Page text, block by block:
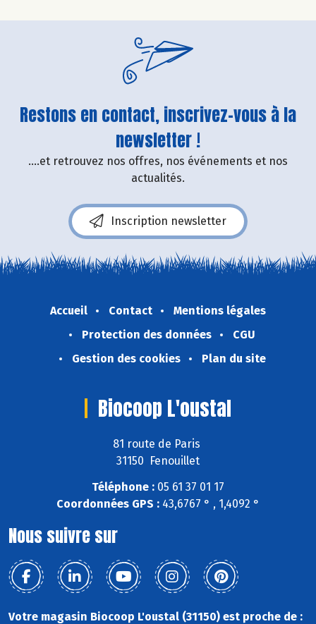
Restons en contact, inscrivez-vous à la
newsletter !
....et retrouvez nos offres, nos événements et nos
actualités.
Inscription newsletter
Accueil Contact
Mentions légales
Protection des données
CGU
Gestion des cookies
Plan du site
Biocoop L'oustal
81 route de Paris
31150 Fenouillet
Téléphone : 05 61 37 01 17
Coordonnées GPS : 43,6767 ° , 1,4092 °
Nous suivre sur
Votre magasin Biocoop L'oustal (31150) est proche de :